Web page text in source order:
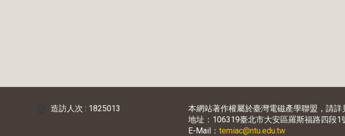
本網站著作權屬於臺灣電磁產學聯盟，請詳
地址：106319臺北市大安區羅斯福路四段
E-Mail： temiac@ntu.edu.tw
造訪人次 : 1825013